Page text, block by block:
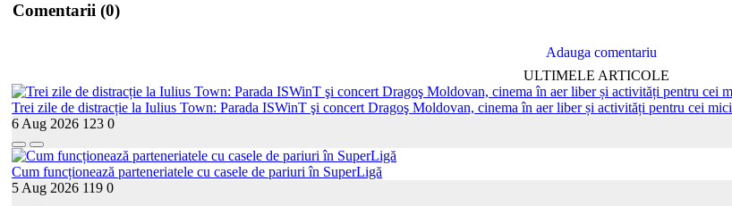
Comentarii (0)
Adauga comentariu
ULTIMELE ARTICOLE
Trei zile de distracție la Iulius Town: Parada ISWinT şi concert Dragoş Moldovan, cinema în aer liber și activități pentru cei mici
6 Aug 2026 123 0
Cum funcționează parteneriatele cu casele de pariuri în SuperLigă
5 Aug 2026 119 0